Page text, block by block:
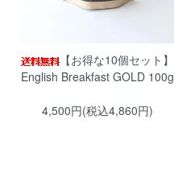
【お得な10個セット】
English Breakfast GOLD 100g
4,500円(税込4,860円)